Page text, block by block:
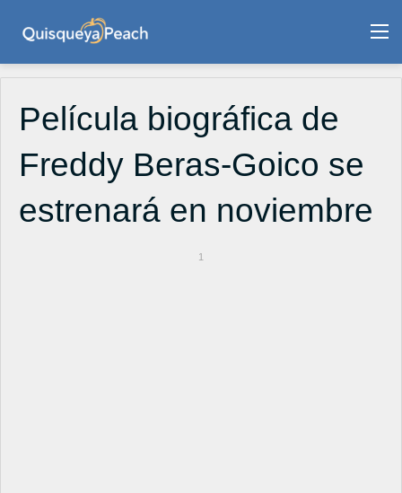
Película biográfica de
Freddy Beras-Goico se
estrenará en noviembre
1